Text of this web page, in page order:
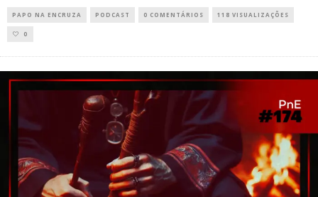
PAPO NA ENCRUZA PODCAST 0 COMENTÁRIOS 118 VISUALIZAÇÕES
0